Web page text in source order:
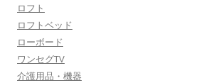
ロフト
ロフトベッド
ローボード
ワンセグTV
介護用品・機器